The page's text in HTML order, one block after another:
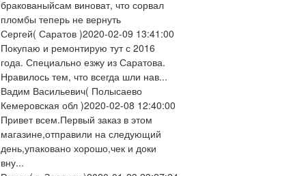
бракованыйсам виноват, что сорвал
пломбы теперь не вернуть
Сергей( Саратов )2020-02-09 13:41:00
Покупаю и ремонтирую тут с 2016
года. Специально езжу из Саратова.
Нравилось тем, что всегда шли нав...
Вадим Васильевич( Полысаево
Кемеровская обл )2020-02-08 12:40:00
Привет всем.Первый заказ в этом
магазине,отправили на следующий
день,упаковано хорошо,чек и доки
вну...